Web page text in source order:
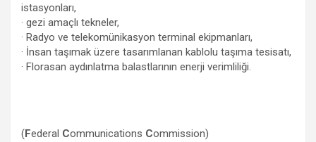
istasyonları,
· gezi amaçlı tekneler,
· Radyo ve telekomünikasyon terminal ekipmanları,
· İnsan taşımak üzere tasarımlanan kablolu taşıma tesisatı,
· Florasan aydınlatma balastlarının enerji verimliliği.
(Federal Communications Commission)